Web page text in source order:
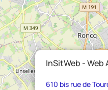
InSitWeb - Web
610 bis rue de